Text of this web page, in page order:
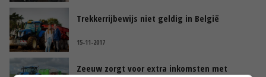
Trekkerrijbewijs niet geldig in België
15-11-2017
Zeeuw zorgt voor extra inkomsten met